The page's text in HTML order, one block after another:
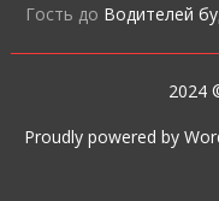
Гость до Водителей
2024
Proudly powered by